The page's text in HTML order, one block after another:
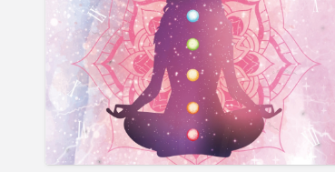
療
癒,
塔
療
癒-